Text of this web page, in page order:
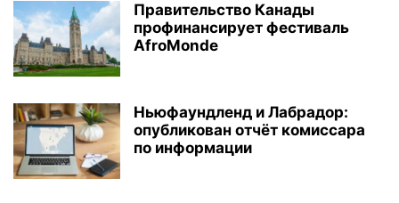
Правительство Канады
профинансирует фестиваль
AfroMonde
Ньюфаундленд и Лабрадор:
опубликован отчёт комиссара
по информации